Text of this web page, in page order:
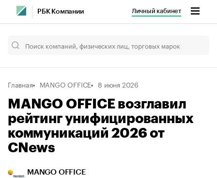
РБК Компании Личный кабинет
Главная MANGO OFFICE 8 июня 2026
MANGO OFFICE возглавил
рейтинг унифицированных
коммуникаций 2026 от
CNews
MANGO OFFICE